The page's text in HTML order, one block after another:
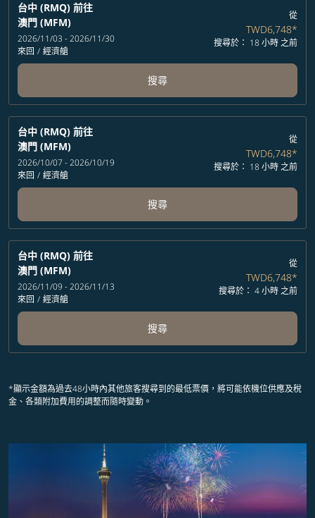
台中 (RMQ) 前往
澳門 (MFM)
2026/11/03 - 2026/11/30
來回 / 經濟艙
從
TWD6,748*
搜尋於： 18 小時 之前
搜尋
台中 (RMQ) 前往
澳門 (MFM)
2026/10/07 - 2026/10/19
來回 / 經濟艙
從
TWD6,748*
搜尋於： 18 小時 之前
搜尋
台中 (RMQ) 前往
澳門 (MFM)
2026/11/09 - 2026/11/13
來回 / 經濟艙
從
TWD6,748*
搜尋於： 4 小時 之前
搜尋
*顯示金額為過去48小時內其他旅客搜尋到的最低票價，將可能依機位供應及稅
金、各類附加費用的調整而隨時變動。